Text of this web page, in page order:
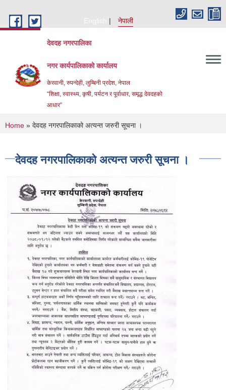
English
नेपाली
देवदह नगरपालिका
नगर कार्यपालिकाको कार्यालय
केरवानी, रुपन्देही, लुम्बिनी प्रदेश, नेपाल
“शिक्षा, स्वास्थ्य, कृषी, पर्यटन र पूर्वाधार, समृद्ध देवदहको
आधार”
You are here
Home » देवदह नगरपालिकाको अत्यन्त जरुरी सूचना ।
देवदह नगरपालिकाको अत्यन्त जरुरी सूचना ।